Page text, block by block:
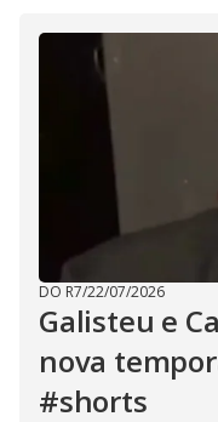
DO R7/22/07/2026
Galisteu e
nova
#shorts